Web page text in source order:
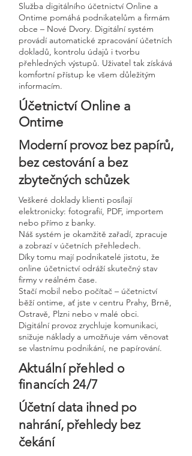
Služba digitálního účetnictví Online a
Ontime pomáhá podnikatelům a firmám
obce – Nové Dvory. Digitální systém
provádí automatické zpracování účetních
dokladů, kontrolu údajů i tvorbu
přehledných výstupů. Uživatel tak získává
komfortní přístup ke všem důležitým
informacím.
Účetnictví Online a
Ontime
Moderní provoz bez papírů,
bez cestování a bez
zbytečných schůzek
Veškeré doklady klienti posílají
elektronicky: fotografií, PDF, importem
nebo přímo z banky.
Náš systém je okamžitě zařadí, zpracuje
a zobrazí v účetních přehledech.
Díky tomu mají podnikatelé jistotu, že
online účetnictví odráží skutečný stav
firmy v reálném čase.
Stačí mobil nebo počítač – účetnictví
běží ontime, ať jste v centru Prahy, Brně,
Ostravě, Plzni nebo v malé obci.
Digitální provoz zrychluje komunikaci,
snižuje náklady a umožňuje vám věnovat
se vlastnímu podnikání, ne papírování.
Aktuální přehled o
financích 24/7
Účetní data ihned po
nahrání, přehledy bez
čekání